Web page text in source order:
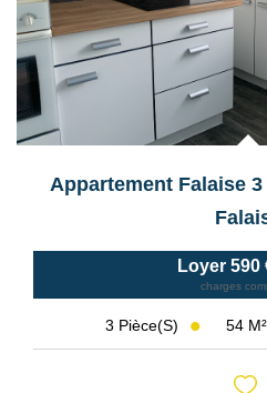
Appartement Falaise
Loyer 590
charges
3 Pièce(s) 54 M²